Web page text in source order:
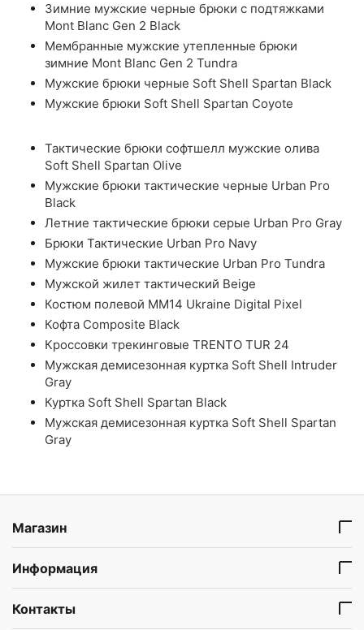
Зимние мужские черные брюки с подтяжками
Mont Blanc Gen 2 Black
Мембранные мужские утепленные брюки
зимние Mont Blanc Gen 2 Tundra
Мужские брюки черные Soft Shell Spartan Black
Мужские брюки Soft Shell Spartan Coyote
Тактические брюки софтшелл мужские олива
Soft Shell Spartan Olive
Мужские брюки тактические черные Urban Pro
Black
Летние тактические брюки серые Urban Pro Gray
Брюки Тактические Urban Pro Navy
Мужские брюки тактические Urban Pro Tundra
Мужской жилет тактический Beige
Костюм полевой ММ14 Ukraine Digital Pixel
Кофта Composite Black
Кроссовки трекинговые TRENTO TUR 24
Мужская демисезонная куртка Soft Shell Intruder
Gray
Куртка Soft Shell Spartan Black
Мужская демисезонная куртка Soft Shell Spartan
Gray
Магазин
Информация
Контакты